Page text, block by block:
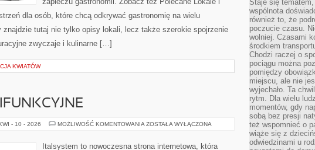
dla osób, które chcą odkrywać gastronomię na wielu
znajdzie tutaj nie tylko opisy lokali, lecz także szerokie spojrzenie
zwyczaje i kulinarne […]
KWIATÓW
- 10 - 2026 MOŻLIWOŚĆ KOMENTOWANIA MEBLE
ZOSTAŁA WYŁĄCZONA
Italsystem to nowoczesna strona internetowa, która
Staje się
wspólnota
również to, że
poczucie czasu.
wolniej. Czasami
środkiem
Chodzi raczej o
pociągu można
pomiędzy
miejscu, ale nie
wyjechało. Ta
rytm. Dla wielu
momentów, gdy
sobą bez presji
też wspomnieć o
wiąże się z
odwiedzinami u